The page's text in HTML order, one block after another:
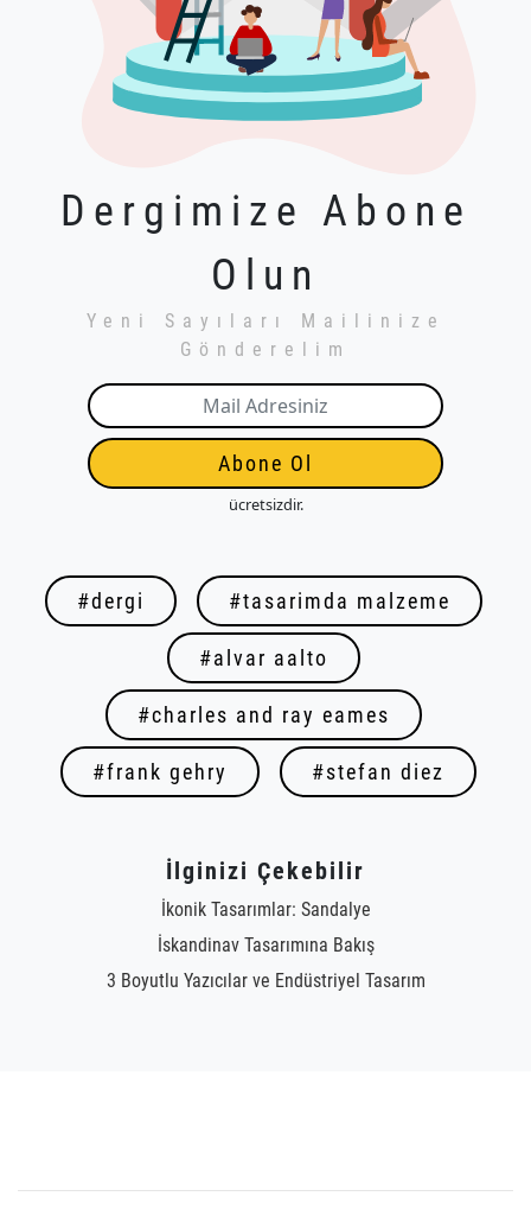
Dergimize Abone
Olun
Yeni Sayıları Mailinize
Gönderelim
Abone Ol
ücretsizdir.
#dergi #tasarimda malzeme
#alvar aalto
#charles and ray eames
#frank gehry #stefan diez
İlginizi Çekebilir
İkonik Tasarımlar: Sandalye
İskandinav Tasarımına Bakış
3 Boyutlu Yazıcılar ve Endüstriyel Tasarım